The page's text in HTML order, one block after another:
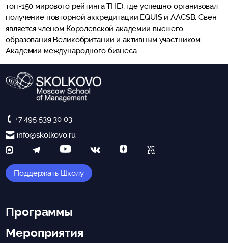
топ-150 мирового рейтинга THE), где успешно организовал
получение повторной аккредитации EQUIS и AACSB. Свен
является членом Королевской академии высшего
образования Великобритании и активным участником
Академии международного бизнеса.
+7 495 539 30 03
info@skolkovo.ru
Поддержать Школу
Программы
Мероприятия